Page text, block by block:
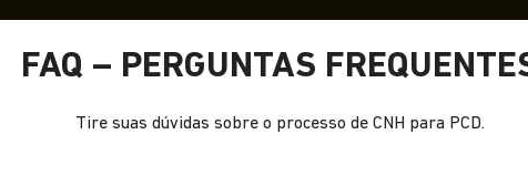
FAQ – PERGUNTAS
Tire suas dúvidas sobre o processo de CNH para PCD.